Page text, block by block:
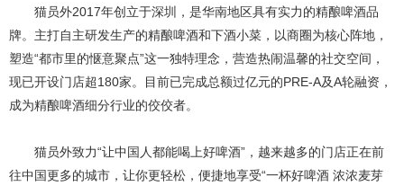
猫员外2017年创立于深圳，是华南地区具有实力的精酿啤酒品
牌。主打自主研发生产的精酿啤酒和下酒小菜，以商圈为核心阵地，
塑造“都市里的惬意聚点”这一独特理念，营造热闹温馨的社交空间，
现已开设门店超180家。目前已完成总额过亿元的PRE-A及A轮融资，
成为精酿啤酒细分行业的佼佼者。
猫员外致力“让中国人都能喝上好啤酒”，越来越多的门店正在前
往中国更多的城市，让你更轻松，便捷地享受“一杯好啤酒 浓浓麦芽